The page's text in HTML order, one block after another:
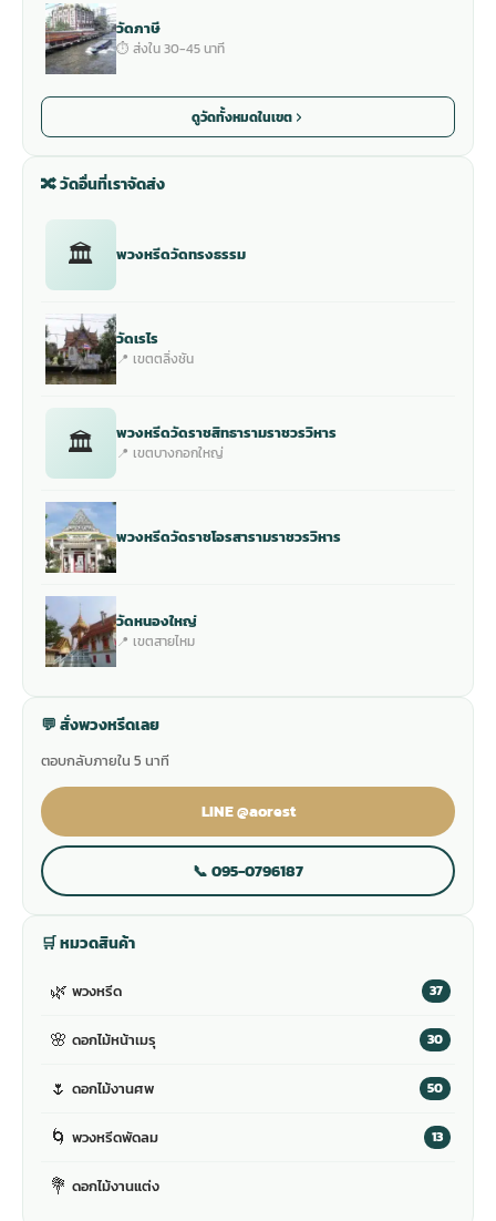
วัดภาษี
⏱ ส่งใน 30-45 นาที
ดูวัดทั้งหมดในเขต
🔀 วัดอื่นที่เราจัดส่ง
🏛 พวงหรีดวัดทรงธรรม
วัดเรไร
📍 เขตตลิ่งชัน
🏛 พวงหรีดวัดราชสิทธารามราชวรวิหาร
📍 เขตบางกอกใหญ่
พวงหรีดวัดราชโอรสารามราชวรวิหาร
วัดหนองใหญ่
📍 เขตสายไหม
💬 สั่งพวงหรีดเลย
ตอบกลับภายใน 5 นาที
LINE @aorest
📞 095-0796187
🛒 หมวดสินค้า
🌿 พวงหรีด 37
🌸 ดอกไม้หน้าเมรุ 30
🌷 ดอกไม้งานศพ 50
🌀 พวงหรีดพัดลม 13
💐 ดอกไม้งานแต่ง